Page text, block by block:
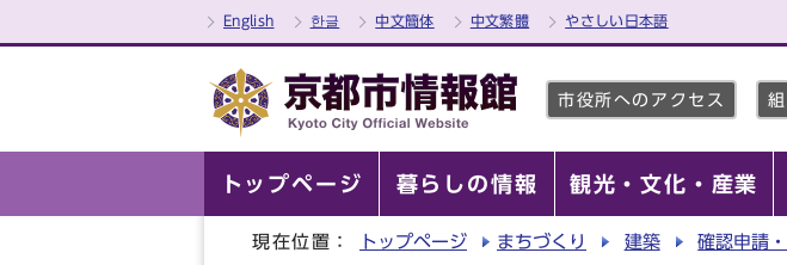
English 한글 中文簡体 中文繁體 やさしい日本語
市役所へのアクセス
トップページ 暮らしの情報 観光・文化・産業
現在位置： トップページ まちづくり 建築 確認申請